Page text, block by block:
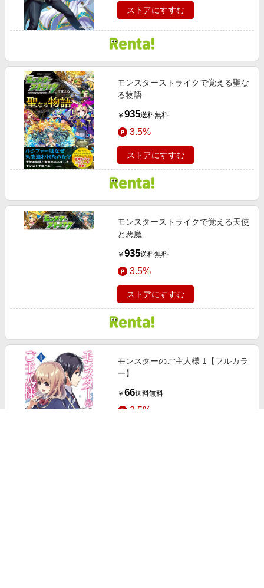
ストアにすすむ
モンスターストライクで覚える聖な
る物語
￥ 935送料無料
3.5%
ストアにすすむ
モンスターストライクで覚える天使
と悪魔
￥ 935送料無料
3.5%
ストアにすすむ
モンスターのご主人様 1【フルカラ
ー】
￥ 66送料無料
3.5%